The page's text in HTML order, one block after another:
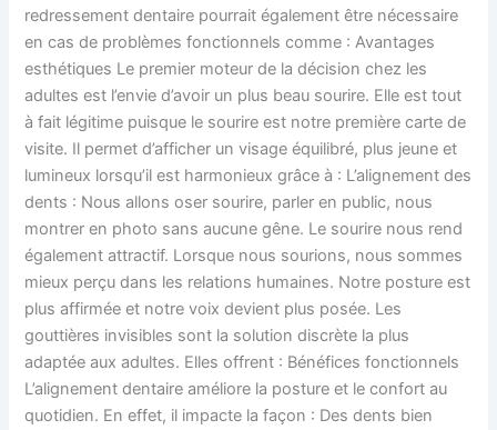
redressement dentaire pourrait également être nécessaire
en cas de problèmes fonctionnels comme : Avantages
esthétiques Le premier moteur de la décision chez les
adultes est l’envie d’avoir un plus beau sourire. Elle est tout
à fait légitime puisque le sourire est notre première carte de
visite. Il permet d’afficher un visage équilibré, plus jeune et
lumineux lorsqu’il est harmonieux grâce à : L’alignement des
dents : Nous allons oser sourire, parler en public, nous
montrer en photo sans aucune gêne. Le sourire nous rend
également attractif. Lorsque nous sourions, nous sommes
mieux perçu dans les relations humaines. Notre posture est
plus affirmée et notre voix devient plus posée. Les
gouttières invisibles sont la solution discrète la plus
adaptée aux adultes. Elles offrent : Bénéfices fonctionnels
L’alignement dentaire améliore la posture et le confort au
quotidien. En effet, il impacte la façon : Des dents bien